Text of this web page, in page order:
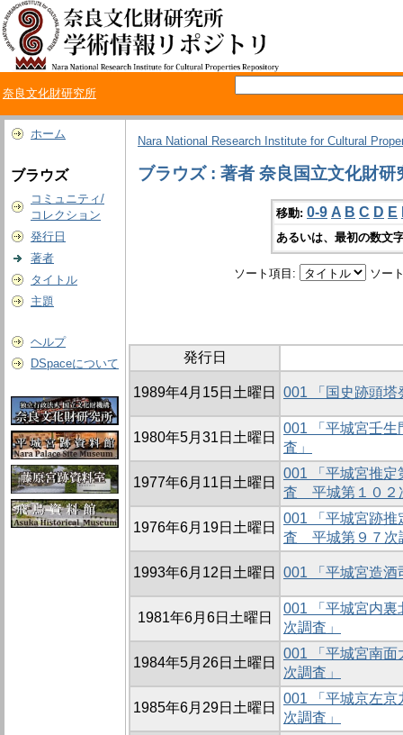
奈良文化財研究所
ホーム
ブラウズ
コミュニティ/
コレクション
発行日
著者
タイトル
主題
ヘルプ
DSpaceについて
Nara National Research Institute for Cultural
ブラウズ : 著者 奈良国立文化財
移動: 0-9 A B C D E
あるいは、最初の数文
ソート項目: ソー
発行日
1989年4月15日土曜日 001 「国史跡頭
1980年5月31日土曜日
001 「平城宮壬
査」
1977年6月11日土曜日
001 「平城宮推定
査 平城第１０２
1976年6月19日土曜日
001 「平城宮跡推
査 平城第９７次
1993年6月12日土曜日 001 「平城宮造
1981年6月6日土曜日
001 「平城宮内
次調査」
1984年5月26日土曜日
001 「平城宮南
次調査」
1985年6月29日土曜日
001 「平城京左
次調査」